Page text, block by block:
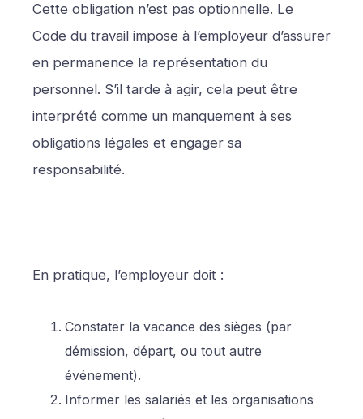
Cette obligation n’est pas optionnelle. Le
Code du travail impose à l’employeur d’assurer
en permanence la représentation du
personnel. S’il tarde à agir, cela peut être
interprété comme un manquement à ses
obligations légales et engager sa
responsabilité.
En pratique, l’employeur doit :
Constater la vacance des sièges (par
démission, départ, ou tout autre
événement).
Informer les salariés et les organisations